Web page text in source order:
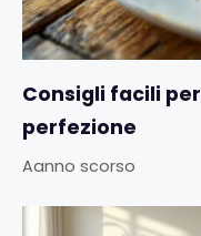
Consigli facili
perfezione
Aanno scorso